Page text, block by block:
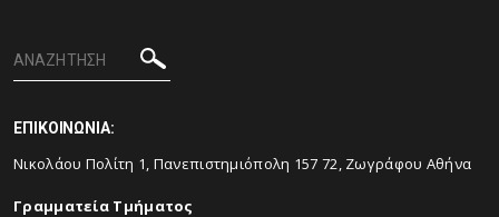
ΕΠΙΚΟΙΝΩΝΙΑ:
Νικολάου Πολίτη 1, Πανεπιστημιόπολη 157 72, Ζωγράφου Αθήνα
Γραμματεία Τμήματος